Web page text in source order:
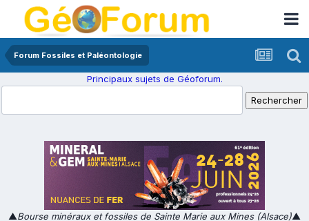
Forum Fossiles et Paléontologie
Principaux sujets de Géoforum.
▲Bourse minéraux et fossiles de Sainte Marie aux Mines (Alsace)▲